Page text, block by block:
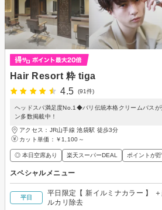
Hair Resort 粋 tiga
4.5
(91件)
ヘッドスパ満足度No.1◆バリ伝統本格クリームバス
ン多数掲載中！
アクセス：JR山手線 池袋駅 徒歩3分
カット単価： ￥1,100～
◎ 本日空席あり 楽天スーパーDEAL ポイントが
スペシャルメニュー
平日
平日限定【 新イルミナカラー 】
ルカリ除去